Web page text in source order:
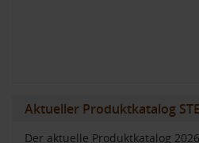
Aktueller Produktkatalog
Der aktuelle Produktkatalog